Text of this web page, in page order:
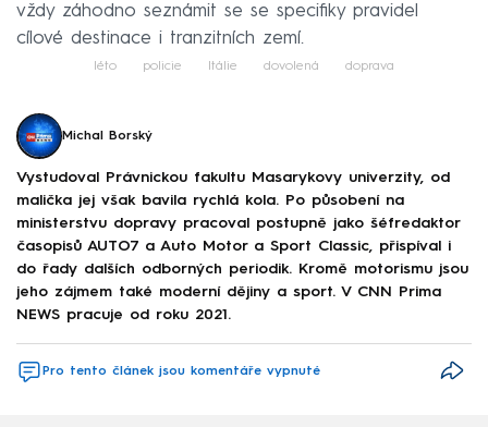
vždy záhodno seznámit se se specifiky pravidel
cílové destinace i tranzitních zemí.
léto policie Itálie dovolená doprava
Michal Borský
Vystudoval Právnickou fakultu Masarykovy univerzity, od
malička jej však bavila rychlá kola. Po působení na
ministerstvu dopravy pracoval postupně jako šéfredaktor
časopisů AUTO7 a Auto Motor a Sport Classic, přispíval i
do řady dalších odborných periodik. Kromě motorismu jsou
jeho zájmem také moderní dějiny a sport. V CNN Prima
NEWS pracuje od roku 2021.
Pro tento článek jsou komentáře vypnuté